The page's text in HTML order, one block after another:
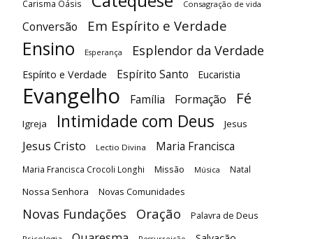
Carisma Oásis Consagração de vida
Conversão Em Espírito e Verdade
Ensino Esperança Esplendor da Verdade
Espírito e Verdade Espírito Santo Eucaristia
Evangelho Família Formação Fé
Igreja Intimidade com Deus Jesus
Jesus Cristo Lectio Divina Maria Francisca
Maria Francisca Crocoli Longhi Missão Música Natal
Nossa Senhora Novas Comunidades
Novas Fundações Oração Palavra de Deus